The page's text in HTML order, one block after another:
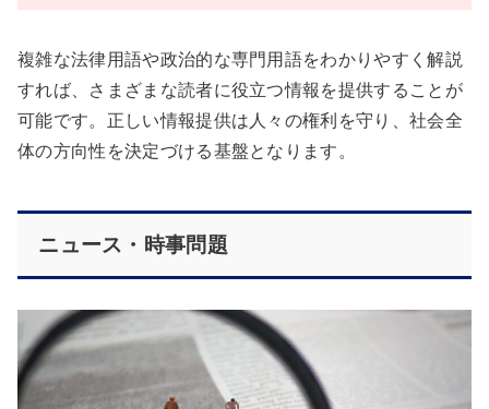
複雑な法律用語や政治的な専門用語をわかりやすく解説
すれば、さまざまな読者に役立つ情報を提供することが
可能です。正しい情報提供は人々の権利を守り、社会全
体の方向性を決定づける基盤となります。
ニュース・時事問題